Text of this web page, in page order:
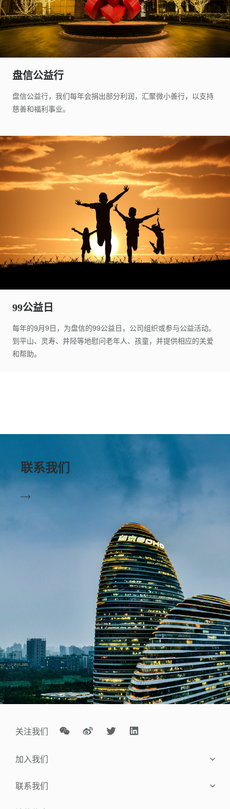
盘信公益行
盘信公益行，我们每年会捐出部分利润，汇聚微小善行，以支持
慈善和福利事业。
99公益日
每年的9月9日，为盘信的99公益日，公司组织或参与公益活动。
到平山、灵寿、井陉等地慰问老年人、孩童，并提供相应的关爱
和帮助。
联系我们
关注我们
加入我们
社会招聘
联系我们